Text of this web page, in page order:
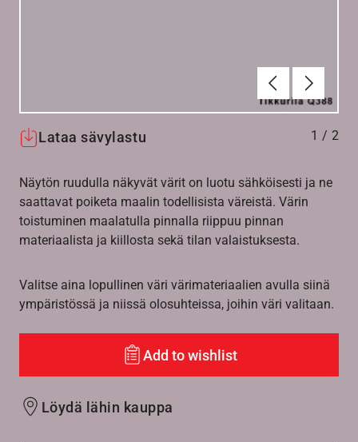
Edellinen
Lataa sävylastu 1 / 2
Näytön ruudulla näkyvät värit on luotu sähköisesti ja ne
saattavat poiketa maalin todellisista väreistä. Värin
toistuminen maalatulla pinnalla riippuu pinnan
materiaalista ja kiillosta sekä tilan valaistuksesta.
Valitse aina lopullinen väri värimateriaalien avulla siinä
ympäristössä ja niissä olosuhteissa, joihin väri valitaan.
Add to wishlist
Löydä lähin kauppa